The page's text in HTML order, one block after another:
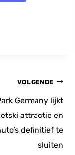
VOLGENDE
Germany lijkt
attractie en
definitief te
sluiten